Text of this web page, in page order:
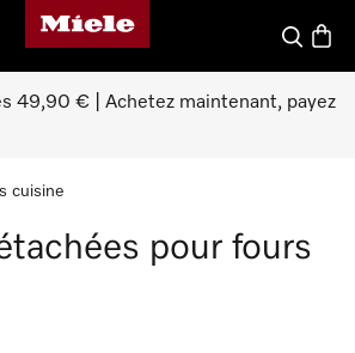
Page d'accueil Miele
Search
49,90 € | Achetez maintenant, payez
cuisine
pour fours